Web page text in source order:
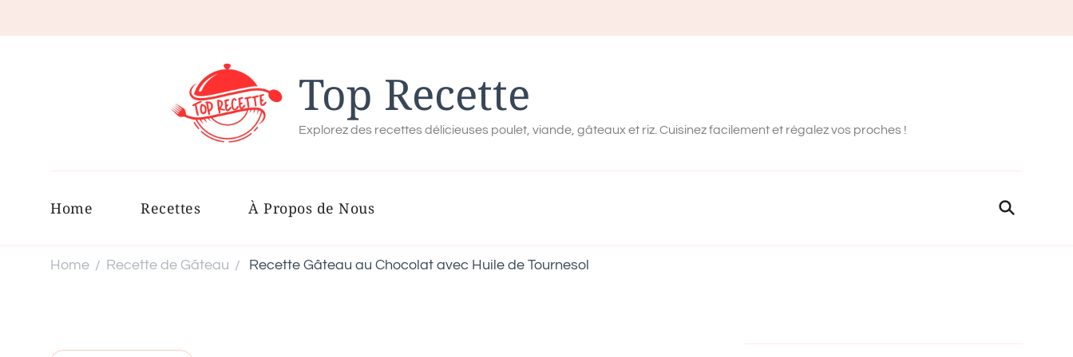
Top Recette
Explorez des recettes délicieuses poulet, viande, gâteaux et riz. Cuisinez facilement et régalez vos proches !
Home Recettes À Propos de Nous
Home / Recette de Gâteau / Recette Gâteau au Chocolat avec Huile de Tournesol